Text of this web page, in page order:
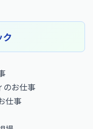
ク
のお仕事
仕事